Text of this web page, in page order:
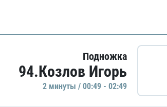
Подножка
94.Козлов Игорь
2 минуты / 00:49 - 02:49